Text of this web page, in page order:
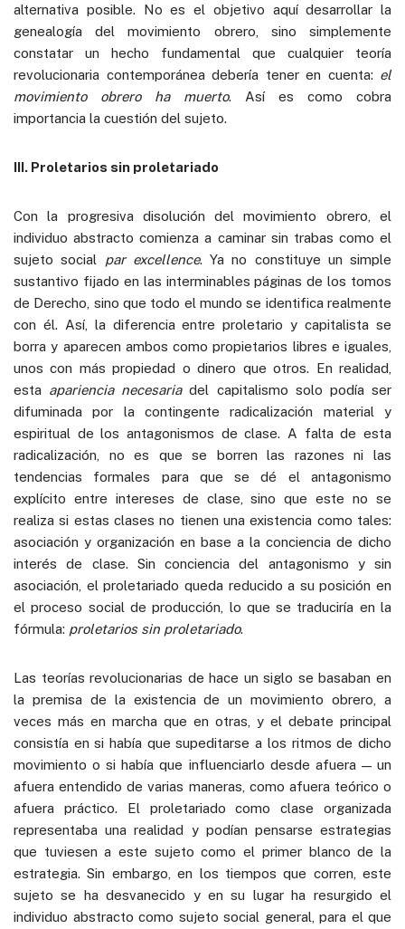
alternativa posible. No es el objetivo aquí desarrollar la
genealogía del movimiento obrero, sino simplemente
constatar un hecho fundamental que cualquier teoría
revolucionaria contemporánea debería tener en cuenta: el
movimiento obrero ha muerto. Así es como cobra
importancia la cuestión del sujeto.
III. Proletarios sin proletariado
Con la progresiva disolución del movimiento obrero, el
individuo abstracto comienza a caminar sin trabas como el
sujeto social par excellence. Ya no constituye un simple
sustantivo fijado en las interminables páginas de los tomos
de Derecho, sino que todo el mundo se identifica realmente
con él. Así, la diferencia entre proletario y capitalista se
borra y aparecen ambos como propietarios libres e iguales,
unos con más propiedad o dinero que otros. En realidad,
esta apariencia necesariadel capitalismo solo podía ser
difuminada por la contingente radicalización material y
espiritual de los antagonismos de clase. A falta de esta
radicalización, no es que se borren las razones ni las
tendencias formales para que se dé el antagonismo
explícito entre intereses de clase, sino que este no se
realiza si estas clases no tienen una existencia como tales:
asociación y organización en base a la conciencia de dicho
interés de clase. Sin conciencia del antagonismo y sin
asociación, el proletariado queda reducido a su posición en
el proceso social de producción, lo que se traduciría en la
fórmula: proletarios sin proletariado.
Las teorías revolucionarias de hace un siglo se basaban en
la premisa de la existencia de un movimiento obrero, a
veces más en marcha que en otras, y el debate principal
consistía en si había que supeditarse a los ritmos de dicho
movimiento o si había que influenciarlo desde afuera — un
afuera entendido de varias maneras, como afuera teórico o
afuera práctico. El proletariado como clase organizada
representaba una realidad y podían pensarse estrategias
que tuviesen a este sujeto como el primer blanco de la
estrategia. Sin embargo, en los tiempos que corren, este
sujeto se ha desvanecido y en su lugar ha resurgido el
individuo abstracto como sujeto social general, para el que